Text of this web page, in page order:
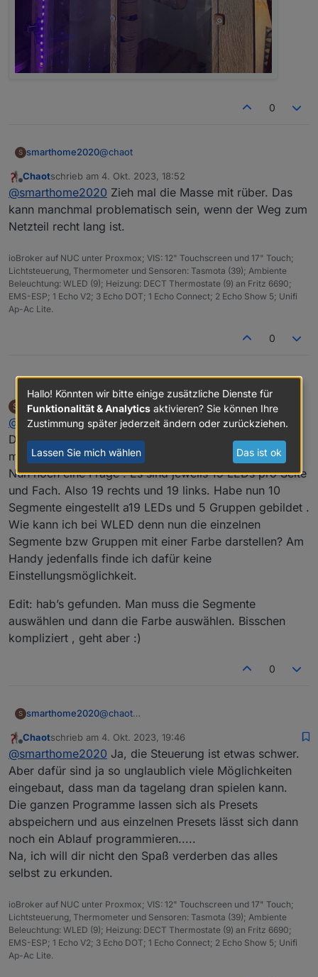
0
S smarthome2020@chaot
Der erste Streifen hängt komplett und
funktioniert auch . Beim zweiten Streifen bin
ich angefangen nur leuchtet es hier nicht
konstant sondern blinkt in allen Farben. Habe
den Datenpin per Kabel vom ersten auf den
GND sind vom Netzteil frisch rein (also nicht
vom alten Streifen). Wieso blinkt der neue
LED Streifen und lässt sich nicht ansteuern?
Kann man das so nicht machen?
Offline
Chaotschrieb am 4. Okt. 2023, 18:52
zuletzt editiert von
@smarthome2020 Zieh mal die Masse mit rüber. Das
kann manchmal problematisch sein, wenn der Weg zum
Netzteil recht lang ist.
ioBroker auf NUC unter Proxmox; VIS: 12" Touchscreen und 17" Touch;
Lichtsteuerung, Thermometer und Sensoren: Tasmota (39); Ambiente
Beleuchtung: WLED (9); Heizung: DECT Thermostate (9) an Fritz 6690;
EMS-ESP; 1 Echo V2; 3 Echo DOT; 1 Echo Connect; 2 Echo Show 5; Unifi
Ap-Ac Lite.
0
kann manchmal problematisch sein, wenn der Weg zum
Netzteil recht lang ist.
S smarthome2020schrieb am 4. Okt. 2023, 19:38
zuletzt editiert von smarthome202010. Apr.
@
chaot
Danke, hat geklappt. Sieht super aus. Habe sogar
meine Frau überzeugen können 😀
Nun noch eine Frage . Es sind jeweils 19 LEDs pro Seite
und Fach. Also 19 rechts und 19 links. Habe nun 10
Segmente eingestellt a19 LEDs und 5 Gruppen gebildet .
Wie kann ich bei WLED denn nun die einzelnen
Segmente bzw Gruppen mit einer Farbe darstellen? Am
Handy jedenfalls finde ich dafür keine
Einstellungsmöglichkeit.
Edit: hab’s gefunden. Man muss die Segmente
auswählen und dann die Farbe auswählen. Bisschen
kompliziert , geht aber :)
0
S smarthome2020@chaot
sogar meine Frau überzeugen können 😀
Nun noch eine Frage . Es sind jeweils 19
LEDs pro Seite und Fach. Also 19 rechts und
19 links. Habe nun 10 Segmente eingestellt
a19 LEDs und 5 Gruppen gebildet . Wie kann
ich bei WLED denn nun die einzelnen
Segmente bzw Gruppen mit einer Farbe
darstellen? Am Handy jedenfalls finde ich
dafür keine Einstellungsmöglichkeit.
Edit: hab’s gefunden. Man muss die
Segmente auswählen und dann die Farbe
auswählen. Bisschen kompliziert , geht aber
Offline
Chaotschrieb am 4. Okt. 2023, 19:46
zuletzt editiert von
@smarthome2020 Ja, die Steuerung ist etwas schwer.
Aber dafür sind ja so unglaublich viele Möglichkeiten
eingebaut, dass man da tagelang dran spielen kann.
Die ganzen Programme lassen sich als Presets
abspeichern und aus einzelnen Presets lässt sich dann
noch ein Ablauf programmieren.....
Na, ich will dir nicht den Spaß verderben das alles
selbst zu erkunden.
ioBroker auf NUC unter Proxmox; VIS: 12" Touchscreen und 17" Touch;
Lichtsteuerung, Thermometer und Sensoren: Tasmota (39); Ambiente
Beleuchtung: WLED (9); Heizung: DECT Thermostate (9) an Fritz 6690;
EMS-ESP; 1 Echo V2; 3 Echo DOT; 1 Echo Connect; 2 Echo Show 5; Unifi
Ap-Ac Lite.
Hallo! Könnten wir bitte einige zusätzliche Dienste für
Funktionalität & Analytics aktivieren? Sie können Ihre
Zustimmung später jederzeit ändern oder zurückziehen.
Lassen Sie mich wählen Das ist ok